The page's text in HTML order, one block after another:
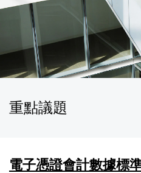
重點議題
電子憑證會計數據標